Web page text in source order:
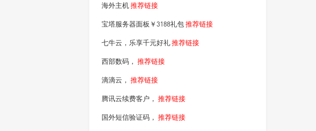
海外主机推荐链接
宝塔服务器面板￥3188礼包推荐链接
七牛云，乐享千元好礼推荐链接
西部数码，推荐链接
滴滴云，推荐链接
腾讯云续费客户，推荐链接
国外短信验证码，推荐链接